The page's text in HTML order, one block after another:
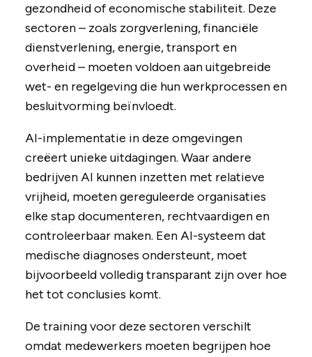
gezondheid of economische stabiliteit. Deze
sectoren – zoals zorgverlening, financiële
dienstverlening, energie, transport en
overheid – moeten voldoen aan uitgebreide
wet- en regelgeving die hun werkprocessen en
besluitvorming beïnvloedt.
AI-implementatie in deze omgevingen
creëert unieke uitdagingen. Waar andere
bedrijven AI kunnen inzetten met relatieve
vrijheid, moeten gereguleerde organisaties
elke stap documenteren, rechtvaardigen en
controleerbaar maken. Een AI-systeem dat
medische diagnoses ondersteunt, moet
bijvoorbeeld volledig transparant zijn over hoe
het tot conclusies komt.
De training voor deze sectoren verschilt
omdat medewerkers moeten begrijpen hoe